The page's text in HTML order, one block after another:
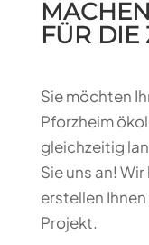
FÜR DIE
Sie möchten
Pforzheim
gleichzeitig
Sie uns an!
erstellen
Projekt.